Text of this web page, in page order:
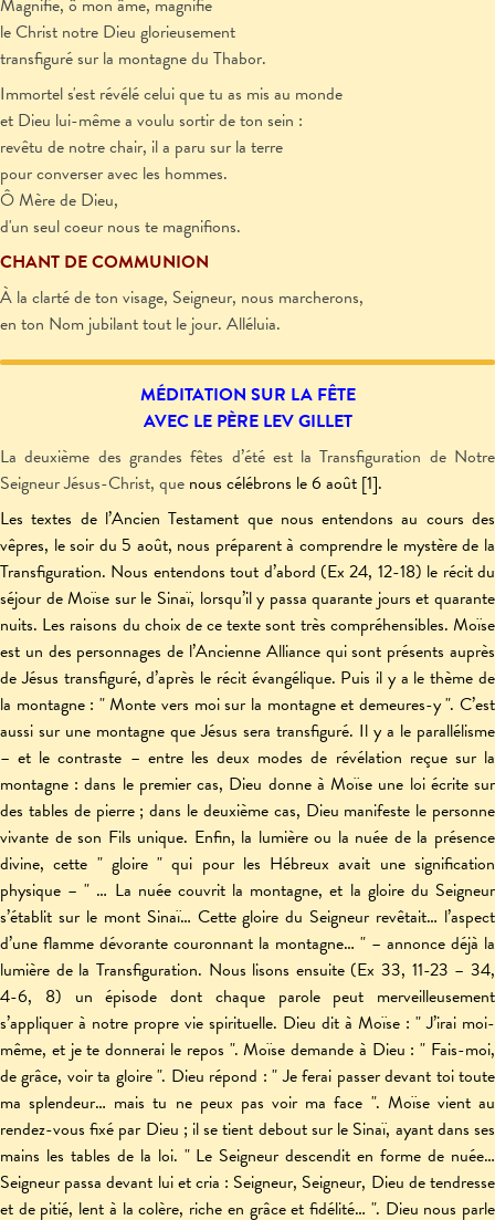
Magnifie, ô mon âme, magnifie
le Christ notre Dieu glorieusement
transfiguré sur la montagne du Thabor.
Immortel s'est révélé celui que tu as mis au monde
et Dieu lui-même a voulu sortir de ton sein :
revêtu de notre chair, il a paru sur la terre
pour converser avec les hommes.
Ô Mère de Dieu,
d'un seul coeur nous te magnifions.
CHANT DE COMMUNION
À la clarté de ton visage, Seigneur, nous marcherons,
en ton Nom jubilant tout le jour. Alléluia.
MÉDITATION SUR LA FÊTE
AVEC LE PÈRE LEV GILLET
La deuxième des grandes fêtes d’été est la Transfiguration de Notre
Seigneur Jésus-Christ, que nous célébrons le 6 août [1].
Les textes de l’Ancien Testament que nous entendons au cours des
vêpres, le soir du 5 août, nous préparent à comprendre le mystère de la
Transfiguration. Nous entendons tout d’abord (Ex 24, 12-18) le récit du
séjour de Moïse sur le Sinaï, lorsqu’il y passa quarante jours et quarante
nuits. Les raisons du choix de ce texte sont très compréhensibles. Moïse
est un des personnages de l’Ancienne Alliance qui sont présents auprès
de Jésus transfiguré, d’après le récit évangélique. Puis il y a le thème de
la montagne : " Monte vers moi sur la montagne et demeures-y ". C’est
aussi sur une montagne que Jésus sera transfiguré. Il y a le parallélisme
– et le contraste – entre les deux modes de révélation reçue sur la
montagne : dans le premier cas, Dieu donne à Moïse une loi écrite sur
des tables de pierre ; dans le deuxième cas, Dieu manifeste le personne
vivante de son Fils unique. Enfin, la lumière ou la nuée de la présence
divine, cette " gloire " qui pour les Hébreux avait une signification
physique – " … La nuée couvrit la montagne, et la gloire du Seigneur
s’établit sur le mont Sinaï… Cette gloire du Seigneur revêtait… l’aspect
d’une flamme dévorante couronnant la montagne… " – annonce déjà la
lumière de la Transfiguration. Nous lisons ensuite (Ex 33, 11-23 – 34,
4-6, 8) un épisode dont chaque parole peut merveilleusement
s’appliquer à notre propre vie spirituelle. Dieu dit à Moïse : " J’irai moi-
même, et je te donnerai le repos ". Moïse demande à Dieu : " Fais-moi,
de grâce, voir ta gloire ". Dieu répond : " Je ferai passer devant toi toute
ma splendeur… mais tu ne peux pas voir ma face ". Moïse vient au
rendez-vous fixé par Dieu ; il se tient debout sur le Sinaï, ayant dans ses
mains les tables de la loi. " Le Seigneur descendit en forme de nuée…
Seigneur passa devant lui et cria : Seigneur, Seigneur, Dieu de tendresse
et de pitié, lent à la colère, riche en grâce et fidélité… ". Dieu nous parle